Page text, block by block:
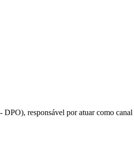
responsável por atuar como canal